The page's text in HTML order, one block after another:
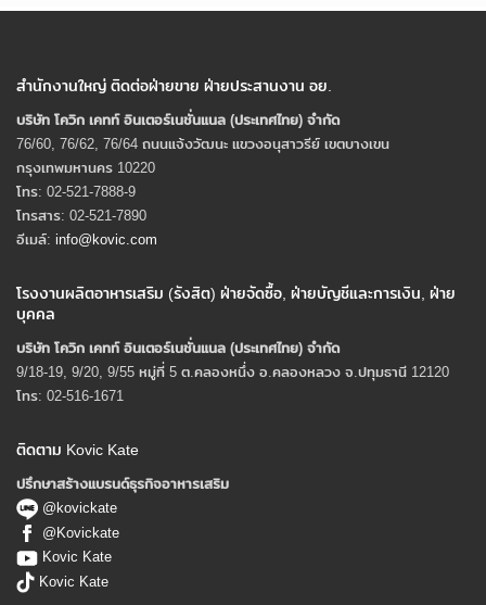
สำนักงานใหญ่ ติดต่อฝ่ายขาย ฝ่ายประสานงาน อย.
บริษัท โควิก เคทท์ อินเตอร์เนชั่นแนล (ประเทศไทย) จํากัด
76/60, 76/62, 76/64 ถนนแจ้งวัฒนะ แขวงอนุสาวรีย์ เขตบางเขน
กรุงเทพมหานคร 10220
โทร: 02-521-7888-9
โทรสาร: 02-521-7890
อีเมล์: info@kovic.com
โรงงานผลิตอาหารเสริม (รังสิต) ฝ่ายจัดซื้อ, ฝ่ายบัญชีและการเงิน, ฝ่าย
บุคคล
บริษัท โควิก เคทท์ อินเตอร์เนชั่นแนล (ประเทศไทย) จํากัด
9/18-19, 9/20, 9/55 หมู่ที่ 5 ต.คลองหนึ่ง อ.คลองหลวง จ.ปทุมธานี 12120
โทร: 02-516-1671
ติดตาม Kovic Kate
ปรึกษาสร้างแบรนด์ธุรกิจอาหารเสริม
@kovickate
@Kovickate
Kovic Kate
Kovic Kate